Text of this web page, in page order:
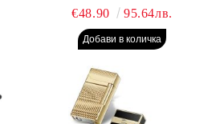
€48.90
95.64лв.